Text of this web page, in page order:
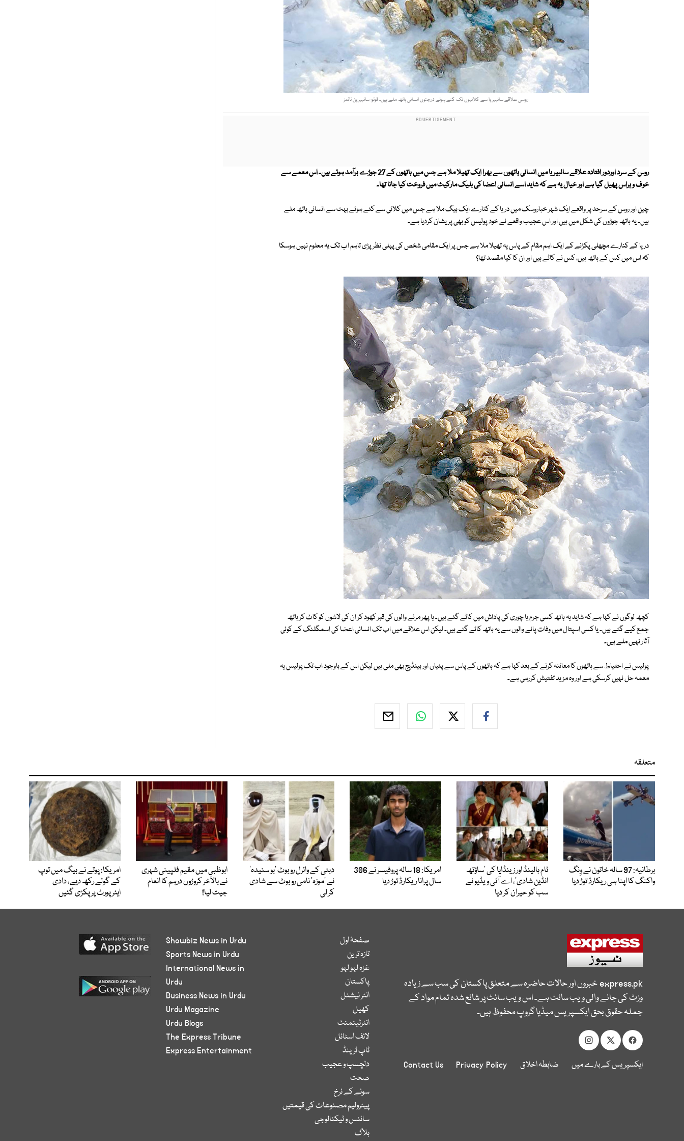
روسی علاقے سائبیریا سے کلائیوں تک کٹے ہوئے درجنوں انسانی ہاتھ ملے ہیں۔ فوٹو: سائبیرین ٹائمز
روس کے سرد اوردور افتادہ علاقے سائبیریا میں انسانی ہاتھوں سے بھرا ایک تھیلا ملا ہے جس میں ہاتھوں کے 27 جوڑے برآمد ہوئے ہیں۔ اس معمے سے
خوف و ہراس پھیل گیا ہے اور خیال یہ ہے کہ شاید اسے انسانی اعضا کی بلیک مارکیٹ میں فروخت کیا جانا تھا۔
چین اور روس کے سرحد پر واقعے ایک شہر خباروسک میں دریا کے کنارے ایک بیگ ملا ہے جس میں کلائی سے کٹے ہوئے بہت سے انسانی ہاتھ ملے
ہیں۔ یہ ہاتھ جوڑوں کی شکل میں ہیں اور اس عجیب واقعے نے خود پولیس کو بھی پریشان کردیا ہے۔
دریا کے کنارے مچھلی پکڑنے کے ایک اہم مقام کے پاس یہ تھیلا ملا ہے جس پر ایک مقامی شخص کی پہلی نظر پڑی تاہم اب تک یہ معلوم نہیں ہوسکا
کہ اس میں کس کے ہاتھ ہیں، کس نے کاٹے ہیں اور ان کا کیا مقصد تھا؟
کچھ لوگوں نے کہا ہے کہ شاید یہ ہاتھ کسی جرم یا چوری کی پاداش میں کاٹے گئے ہیں۔ یا پھر مرنے والوں کی قبر کھود کر ان کی لاشوں کو کاٹ کر ہاتھ
جمع کیے گئے ہیں۔ یا کسی اسپتال میں وفات پانے والوں سے یہ ہاتھ کاٹے گئے ہیں۔ لیکن اس علاقے میں اب تک انسانی اعضا کی اسمگلنگ کے کوئی
آثار نہیں ملے ہیں۔
پولیس نے احتیاط سے ہاتھوں کا معائنہ کرنے کے بعد کہا ہے کہ ہاتھوں کے پاس سے پٹیاں اور بینڈیج بھی ملی ہیں لیکن اس کے باوجود اب تک پولیس یہ
معمہ حل نہیں کرسکی ہے اور وہ مزید تفتیش کررہی ہے۔
متعلقہ
برطانیہ: 97 سالہ خاتون نے وِنگ
واکنگ کا اپنا ہی ریکارڈ توڑ دیا
ٹام ہالینڈ اور زینڈایا کی ’ساؤتھ
انڈین شادی‘، اے آئی ویڈیو نے
سب کو حیران کر دیا
امریکا: 18 سالہ پروفیسر نے 306
سال پرانا ریکارڈ توڑ دیا
دبئی کے وائرل روبوٹ ’بو سنیدہ‘
نے ’موزہ‘ نامی روبوٹ سے شادی
کر لی
ابوظبی میں مقیم فلپینی شہری
نے بالآخر کروڑوں درہم کا انعام
جیت لیا!
امریکا: پوتے نے بیگ میں توپ
کے گولے رکھ دیے، دادی
ایئرپورٹ پر پکڑی گئیں
express.pkخبروں اور حالات حاضرہ سے متعلق پاکستان کی سب سے زیادہ
وزٹ کی جانے والی ویب سائٹ ہے۔ اس ویب سائٹ پر شائع شدہ تمام مواد کے
جملہ حقوق بحق ایکسپریس میڈیا گروپ محفوظ ہیں۔
ایکسپریس کے بارے میں ضابطہ اخلاق Privacy Policy
Contact Us
صفحۂ اول
تازہ ترین
غزہ لہو لہو
پاکستان
انٹر نیشنل
کھیل
انٹرٹینمنٹ
لائف اسٹائل
ٹاپ ٹرینڈ
دلچسپ و عجیب
صحت
سونے کے نرخ
پیٹرولیم مصنوعات کی قیمتیں
سائنس و ٹیکنالوجی
بلاگ
Showbiz News in Urdu
Sports News in Urdu
International News in
Urdu
Business News in Urdu
Urdu Magazine
Urdu Blogs
The Express Tribune
Express Entertainment